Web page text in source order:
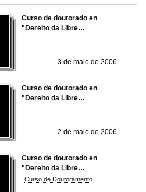
Curso de doutorado en
"Dereito da Libre
3 de maio de 2006
Curso de doutorado en
"Dereito da Libre
2 de maio de 2006
Curso de doutorado en
"Dereito da Libre
Circulación"
Curso de Doutoramento